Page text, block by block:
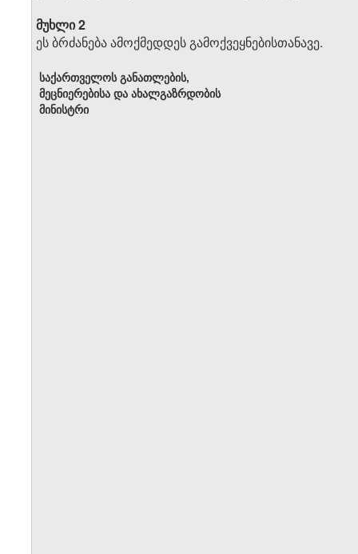
მუხლი 2
ეს ბრძანება ამოქმედდეს გამოქვეყნებისთანავე.
საქართველოს განათლების,
მეცნიერებისა და ახალგაზრდობის
მინისტრი